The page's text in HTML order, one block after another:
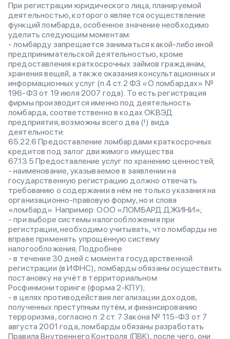
При регистрации юридического лица, планируемой
деятельностью, которого является осуществление
функций ломбарда, особенное значение необходимо
уделить следующим моментам:
- ломбарду запрещается заниматься какой-либо иной
предпринимательской деятельностью, кроме
предоставления краткосрочных займов гражданам,
хранения вещей, а также оказания консультационных и
информационных услуг (п.4 ст.2 ФЗ «О ломбардах» №
196-ФЗ от 19 июля 2007 года). То есть регистрация
фирмы производится именно под деятельность
ломбарда, соответственно в кодах ОКВЭД
предприятия, возможны всего два (!) вида
деятельности:
65.22.6 Предоставление ломбардами краткосрочных
кредитов под залог движимого имущества
67.13.5 Предоставление услуг по хранению ценностей;
- наименование, указываемое в заявлении на
государственную регистрацию должно отвечать
требованию о содержании в нём не только указания на
организационно-правовую форму, но и слова
«ломбард». Например: ООО «ЛОМБАРД ДЖИНИ»;
- при выборе системы налогообложения при
регистрации, необходимо учитывать, что ломбарды не
вправе применять упрощённую систему
налогообложения; Подробнее
- в течение 30 дней с момента государственной
регистрации (в ИФНС), ломбарды обязаны осуществить
постановку на учёт в территориальном
Росфинмониторинге (форма 2-КПУ);
- в целях противодействия легализации доходов,
полученных преступным путём, и финансированию
терроризма, согласно п. 2 ст. 7 Закона № 115-ФЗ от 7
августа 2001 года, ломбарды обязаны разработать
Правила Внутреннего Контроля (ПВК), после чего, они